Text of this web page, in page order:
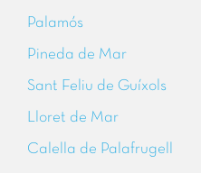
Palamós
Pineda de Mar
Sant Feliu de Guíxols
Lloret de Mar
Calella de Palafrugell